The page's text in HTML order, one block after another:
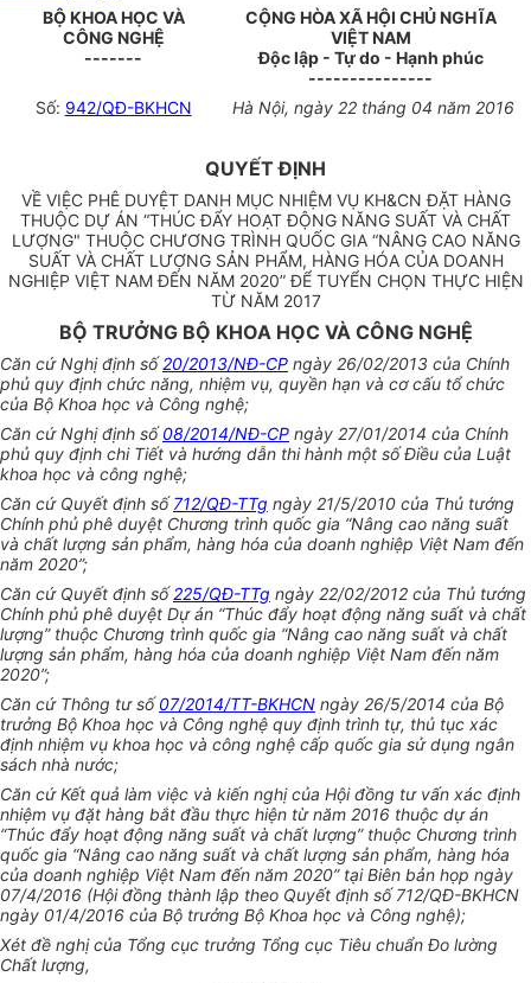
BỘ KHOA HỌC VÀ
CÔNG NGHỆ
-------
CỘNG HÒA XÃ HỘI CHỦ NGHĨA
VIỆT NAM
Độc lập - Tự do - Hạnh phúc
---------------
Số: 942/QĐ-BKHCN Hà Nội, ngày 22 tháng 04 năm 2016
QUYẾT ĐỊNH
VỀ VIỆC PHÊ DUYỆT DANH MỤC NHIỆM VỤ KH&CN ĐẶT HÀNG
THUỘC DỰ ÁN “THÚC ĐẨY HOẠT ĐỘNG NĂNG SUẤT VÀ CHẤT
LƯỢNG" THUỘC CHƯƠNG TRÌNH QUỐC GIA “NÂNG CAO NĂNG
SUẤT VÀ CHẤT LƯỢNG SẢN PHẨM, HÀNG HÓA CỦA DOANH
NGHIỆP VIỆT NAM ĐẾN NĂM 2020” ĐỂ TUYỂN CHỌN THỰC HIỆN
TỪ NĂM 2017
BỘ TRƯỞNG BỘ KHOA HỌC VÀ CÔNG NGHỆ
Căn cứ Nghị định số20/2013/NĐ-CP ngày 26/02/2013 của Chính
phủ quy định chức năng, nhiệm vụ, quyền hạn và cơ cấu tổ chức
của Bộ Khoa học và Công nghệ;
Căn cứ Nghị định số08/2014/NĐ-CP ngày 27/01/2014 của Chính
phủ quy định chi Tiết và hướng dẫn thi hành một số Điều của Luật
khoa học và công nghệ;
Căn cứ Quyết định số712/QĐ-TTg ngày 21/5/2010 của Thủ tướng
Chính phủ phê duyệt Chương trình quốc gia “Nâng cao năng suất
và chất lượng sản phẩm, hàng hóa của doanh nghiệp Việt Nam đến
năm 2020”;
Căn cứ Quyết định số225/QĐ-TTg ngày 22/02/2012 của Thủ tướng
Chính phủ phê duyệt Dự án “Thúc đẩy hoạt động năng suất và chất
lượng” thuộc Chương trình quốc gia “Nâng cao năng suất và chất
lượng sản phẩm, hàng hóa của doanh nghiệp Việt Nam đến năm
2020”;
Căn cứ Thông tư số07/2014/TT-BKHCN ngày 26/5/2014 của Bộ
trưởng Bộ Khoa học và Công nghệ quy định trình tự, thủ tục xác
định nhiệm vụ khoa học và công nghệ cấp quốc gia sử dụng ngân
sách nhà nước;
Căn cứ Kết quả làm việc và kiến nghị của Hội đồng tư vấn xác định
nhiệm vụ đặt hàng bắt đầu thực hiện từ năm 2016 thuộc dự án
“Thúc đẩy hoạt động năng suất và chất lượng” thuộc Chương trình
quốc gia “Nâng cao năng suất và chất lượng sản phẩm, hàng hóa
của doanh nghiệp Việt Nam đến năm 2020” tại Biên bản họp ngày
07/4/2016 (Hội đồng thành lập theo Quyết định số 712/QĐ-BKHCN
ngày 01/4/2016 của Bộ trưởng Bộ Khoa học và Công nghệ);
Xét đề nghị của Tổng cục trưởng Tổng cục Tiêu chuẩn Đo lường
Chất lượng,